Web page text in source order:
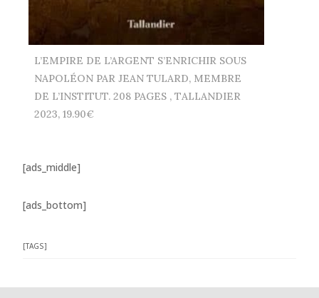
L’EMPIRE DE L’ARGENT S’ENRICHIR SOUS
NAPOLÉON PAR JEAN TULARD, MEMBRE
DE L’INSTITUT. 208 PAGES , TALLANDIER
2023, 19.90€
[ads_middle]
[ads_bottom]
[TAGS]